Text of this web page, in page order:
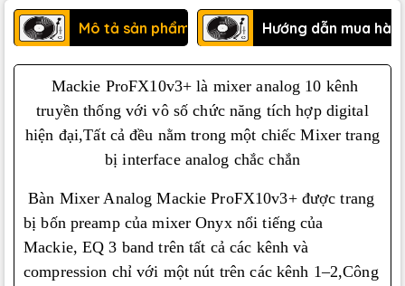
Mô tả sản phẩm Hướng dẫn mua
Mackie ProFX10v3+ là mixer analog 10 kênh
truyền thống với vô số chức năng tích hợp digital
hiện đại,Tất cả đều nằm trong một chiếc Mixer trang
bị interface analog chắc chắn
Bàn Mixer Analog Mackie ProFX10v3+ được trang
bị bốn preamp của mixer Onyx nổi tiếng của
Mackie, EQ 3 band trên tất cả các kênh và
compression chỉ với một nút trên các kênh 1–2,Công